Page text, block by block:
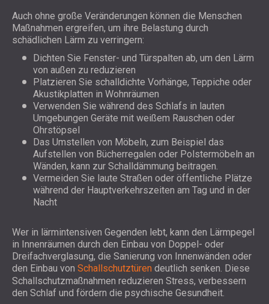
Auch ohne große Veränderungen können die Menschen
Maßnahmen ergreifen, um ihre Belastung durch
schädlichen Lärm zu verringern:
Dichten Sie Fenster- und Türspalten ab, um den Lärm
von außen zu reduzieren
Platzieren Sie schalldichte Vorhänge, Teppiche oder
Akustikplatten in Wohnräumen
Verwenden Sie während des Schlafs in lauten
Umgebungen Geräte mit weißem Rauschen oder
Ohrstöpsel
Das Umstellen von Möbeln, zum Beispiel das
Aufstellen von Bücherregalen oder Polstermöbeln an
Wänden, kann zur Schalldämmung beitragen.
Vermeiden Sie laute Straßen oder öffentliche Plätze
während der Hauptverkehrszeiten am Tag und in der
Nacht
Wer in lärmintensiven Gegenden lebt, kann den Lärmpegel
in Innenräumen durch den Einbau von Doppel- oder
Dreifachverglasung, die Sanierung von Innenwänden oder
den Einbau von Schallschutztüren deutlich senken. Diese
Schallschutzmaßnahmen reduzieren Stress, verbessern
den Schlaf und fördern die psychische Gesundheit.